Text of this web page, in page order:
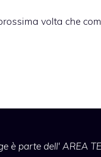
volta che
è parte dell' AREA